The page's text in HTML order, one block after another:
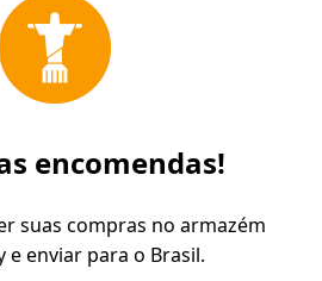
encomendas!
suas compras no armazém
e enviar para o Brasil.